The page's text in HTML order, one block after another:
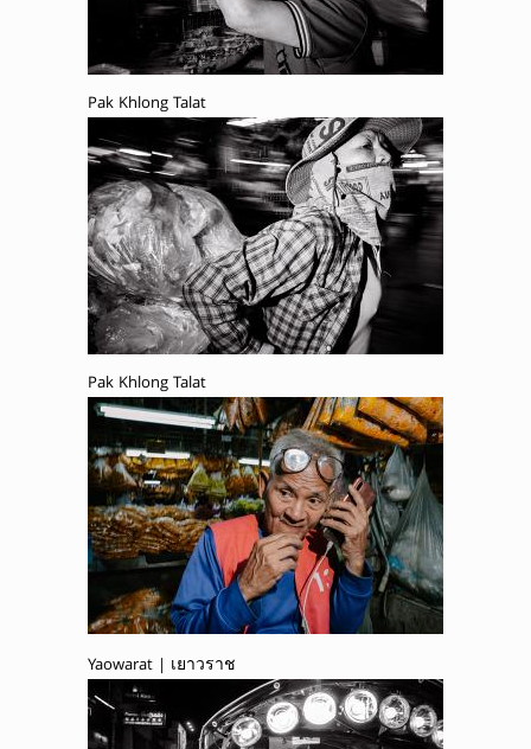
Pak Khlong Talat
Pak Khlong Talat
Yaowarat | เยาวราช